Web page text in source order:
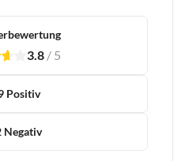
4 3.8 / 5
Positiv
Negativ